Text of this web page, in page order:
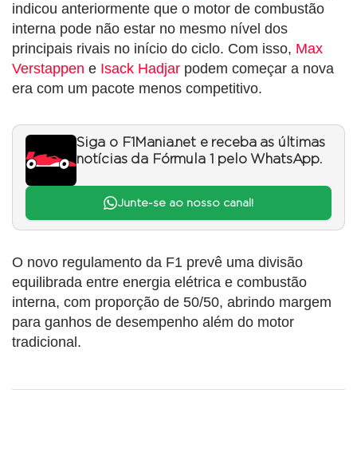
indicou anteriormente que o motor de combustão
interna pode não estar no mesmo nível dos
principais rivais no início do ciclo. Com isso, Max
Verstappen e Isack Hadjar podem começar a nova
era com um pacote menos competitivo.
Siga o F1Mania.net e receba as últimas
notícias da Fórmula 1 pelo WhatsApp.
Junte-se ao nosso canal!
O novo regulamento da F1 prevê uma divisão
equilibrada entre energia elétrica e combustão
interna, com proporção de 50/50, abrindo margem
para ganhos de desempenho além do motor
tradicional.